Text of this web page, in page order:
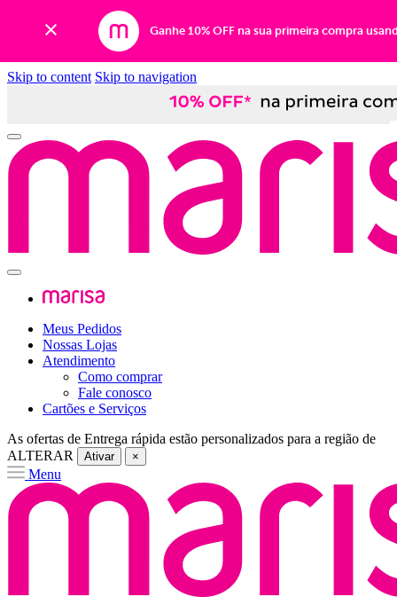
Ganhe 10% OFF na sua primeira compra
Skip to content Skip to navigation
Meus Pedidos
Nossas Lojas
Atendimento
Como comprar
Fale conosco
Cartões e Serviços
As ofertas de Entrega rápida estão personalizados para a região de
ALTERAR
Ativar ×
Menu